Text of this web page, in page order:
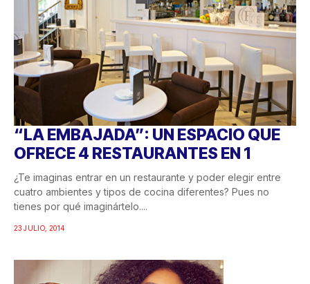
“LA EMBAJADA”: UN ESPACIO QUE
OFRECE 4 RESTAURANTES EN 1
¿Te imaginas entrar en un restaurante y poder elegir entre
cuatro ambientes y tipos de cocina diferentes? Pues no
tienes por qué imaginártelo....
23 JULIO, 2014